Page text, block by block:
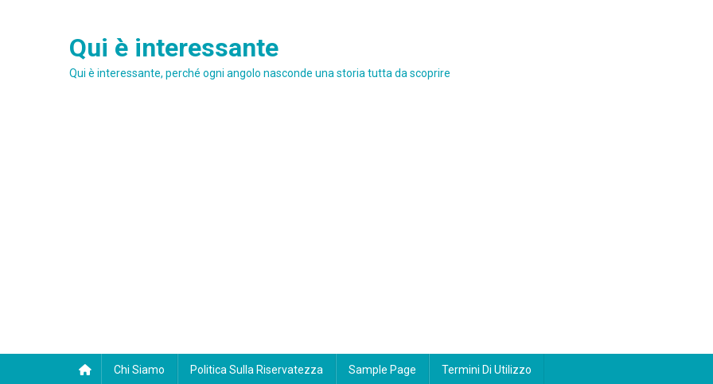
Qui è interessante
Qui è interessante, perché ogni angolo nasconde una storia tutta da scoprire
Chi Siamo Politica Sulla Riservatezza Sample Page Termini Di Utilizzo